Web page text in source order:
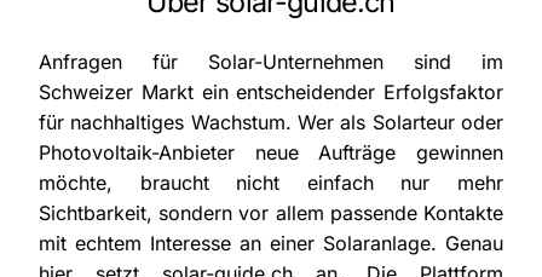
Anfragen für Solar-Unternehmen sind im
Schweizer Markt ein entscheidender Erfolgsfaktor
für nachhaltiges Wachstum. Wer als Solarteur oder
Photovoltaik-Anbieter neue Aufträge gewinnen
möchte, braucht nicht einfach nur mehr
Sichtbarkeit, sondern vor allem passende Kontakte
mit echtem Interesse an einer Solaranlage. Genau